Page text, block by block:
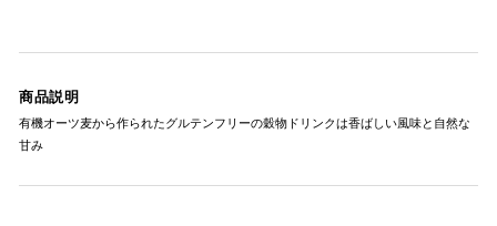
商品説明
有機オーツ麦から作られたグルテンフリーの穀物ドリンクは香ばしい風味と自然な
甘み